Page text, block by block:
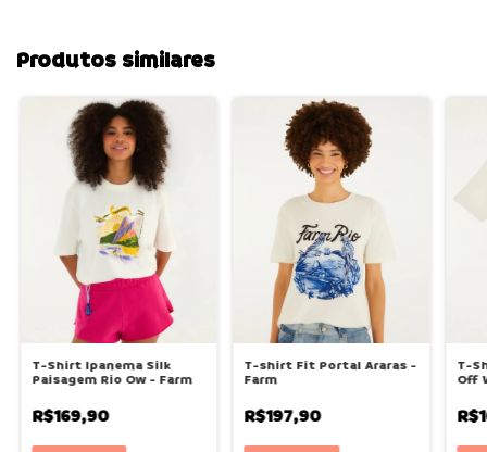
Produtos similares
T-Shirt Ipanema Silk
Paisagem Rio Ow - Farm
R$169,90
T-shirt Fit Portal Araras -
Farm
R$197,90
T-
Off